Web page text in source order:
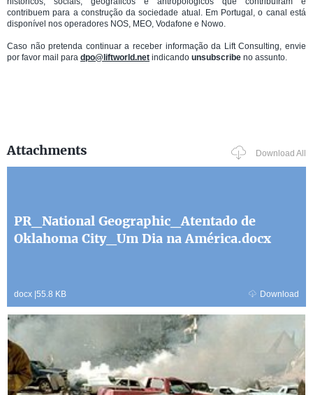
contribuem para a construção da sociedade atual. Em Portugal, o canal está
disponível nos operadores NOS, MEO, Vodafone e Nowo.
Caso não pretenda continuar a receber informação da Lift Consulting, envie
por favor mail para dpo@liftworld.net indicando unsubscribe no assunto.
Attachments Download All
PR_National Geographic_Atentado de
Oklahoma City_Um Dia na América.docx
docx 55.8 KB Download